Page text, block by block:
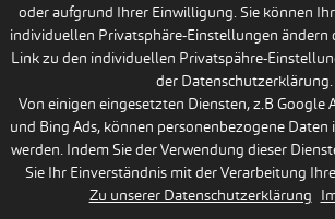
oder aufgrund Ihrer Einwilligung. Sie können
individuellen Privatsphäre-Einstellungen ändern
Link zu den individuellen Privatspähre-
der Datenschutzerklärung.
Von einigen eingesetzten Diensten, z.B Google
und Bing Ads, können personenbezogene Daten
werden. Indem Sie der Verwendung dieser
Sie Ihr Einverständnis mit der Verarbeitung
Zu unserer Datenschutzerklärung